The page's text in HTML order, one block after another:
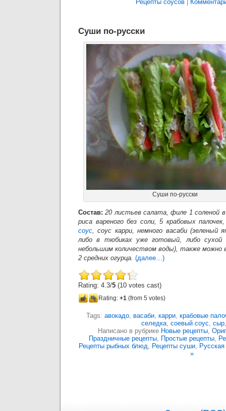
Рецепты соусов
Суши по-русски
Суши по-русски
Состав:20 листьев салата, филе 1 соленой
риса вареного без соли, 5 крабовых
соус, соус карри, немного васаби (зеленый
либо в тюбиках уже готовый, либо сухой
небольшим количеством воды), также можно
2 средних огурца. (далее…)
Rating: 4.3/5 (10 votes cast)
Rating: +1 (from 5 votes)
Tags: авокадо, васаби, карри, крабовые
селедка, соевый соус, сыр
Написано в рубрике Новые рецепты,
Праздничные рецепты, Простые рецепты,
Рецепты рыбных блюд, Рецепты суши,
»